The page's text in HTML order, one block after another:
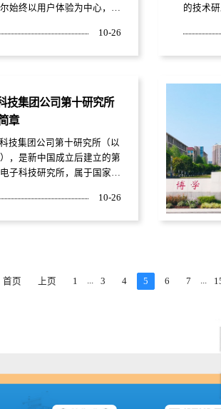
始终以用户体验为中心，连
全球百强品牌中第一个且
造工业园区：分别位于青岛
、胶州）、大连、沈阳、天
肥、武汉、重庆、贵州、佛
10-26
的技术
源、音
技集团公司第十研究所
章
技集团公司第十研究所（以
），是新中国成立后建立的第
子科技研究所，属于国家一
部主要从事军用电子装备和
限公司”博士后科研工作站。
10-26
首页 上页 1 ... 3 4 5 6 7 ...